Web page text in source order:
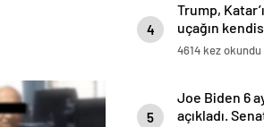
4
Trump,
uçağın
Pentagon’a
4614 kez okundu
5
Joe Biden 6
açıkladı.